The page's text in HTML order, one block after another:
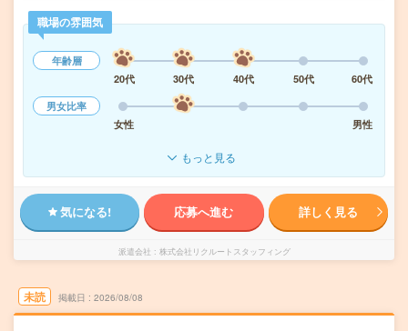
職場の雰囲気
年齢層
20代
30代 40代 50代
60代
男女比率
女性
男性
もっと見る
気になる! 応募へ進む 詳しく見る
派遣会社 株式会社リクルートスタッフィング
未読 掲載日 2026/08/08